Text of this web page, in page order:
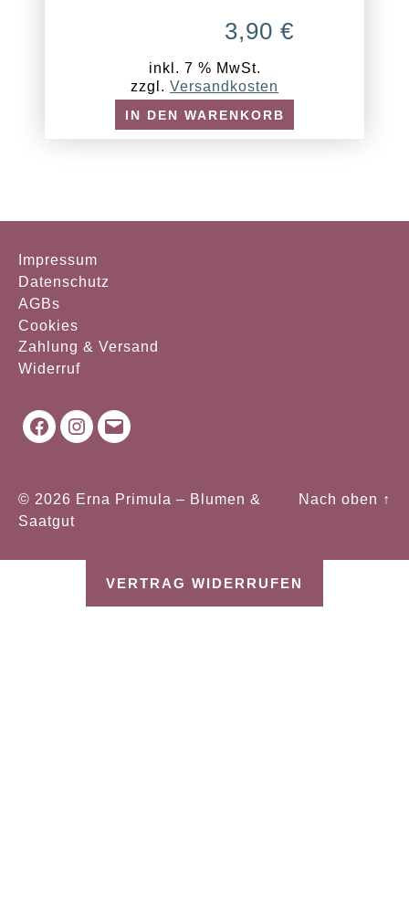
3,90€
inkl. 7 % MwSt.
zzgl. Versandkosten
IN DEN WARENKORB
Impressum
Datenschutz
AGBs
Cookies
Zahlung & Versand
Widerruf
Facebook
Instagram
Mail
© 2026 Erna Primula – Blumen &
Saatgut
Nach oben ↑
VERTRAG WIDERRUFEN